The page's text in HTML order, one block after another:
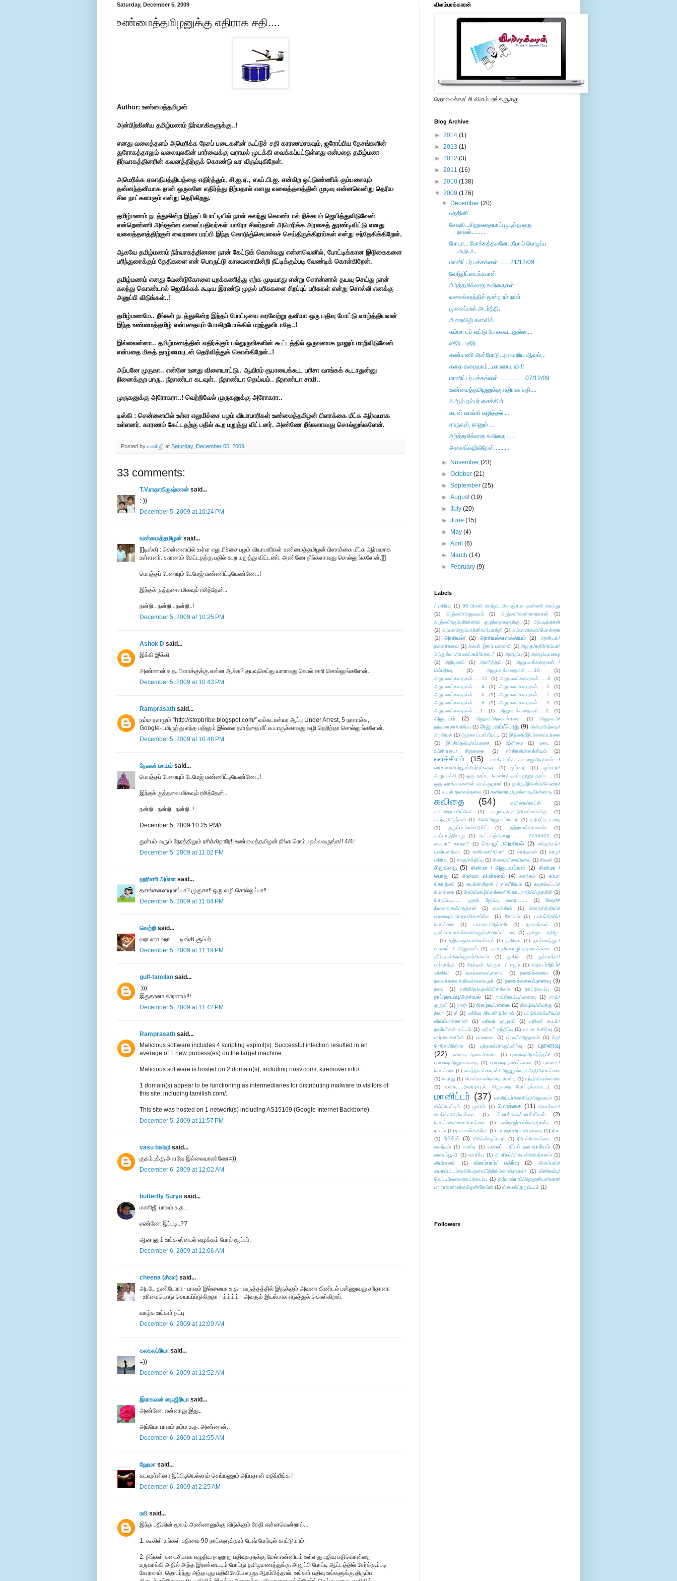
Saturday, December 5, 2009
உண்மைத்தமிழனுக்கு எதிராக சதி....
Author: உண்மைத்தமிழன்
அன்பிற்கினிய தமிழ்மணம் நிர்வாகிகளுக்கு..!
எனது வலைத்தளம் அமெரிக்க நேசப் படைகளின் கூட்டுச் சதி காரணமாகவும், ஐரோப்பிய தேசங்களின்
துரோகத்தாலும் வலையுலகின் பார்வைக்கு வராமல் முடக்கி வைக்கப்பட்டுள்ளது என்பதை தமிழ்மண
நிர்வாகத்தினரின் கவனத்திற்குக் கொண்டு வர விரும்புகிறேன்.
அமெரிக்க ஏகாதிபத்தியத்தை எதிர்த்தும், சி.ஐ.ஏ., எஃப்.பி.ஐ. என்கிற ஒட்டுண்ணிக் கும்பலையும்
தன்னந்தனியாக நான் ஒருவனே எதிர்த்து நிற்பதால் எனது வலைத்தளத்தின் முடிவு என்னவென்று தெரிய
சில நாட்களாகும் என்று தெரிகிறது.
தமிழ்மணம் நடத்துகின்ற இந்தப் போட்டியில் நான் கலந்து கொண்டால் நிச்சயம் ஜெயித்துவிடுவேன்
என்றெண்ணி அங்குள்ள வலைப்பதிவர்கள் யாரோ சிலர்தான் அமெரிக்க அரசைத் தூண்டிவிட்டு எனது
வலைத்தளத்திற்குள் வைரஸை பரப்பி இந்த கொடுஞ்செயலைச் செய்திருக்கிறார்கள் என்று சந்தேகிக்கிறேன்.
ஆகவே தமிழ்மணம் நிர்வாகத்தினரை நான் கேட்டுக் கொள்வது என்னவெனில், போட்டிக்கான இடுகைகளை
பரிந்துரைக்கும் தேதிகளை என் பொருட்டு காலவரையின்றி நீட்டிக்கும்படி வேண்டிக் கொள்கிறேன்.
தமிழ்மணம் எனது வேண்டுகோளை புறக்கணித்து ஏற்க முடியாது என்று சொன்னால் தயவு செய்து நான்
கலந்து கொண்டால் ஜெயிக்கக் கூடிய இரண்டு முதல் பரிசுகளை சிறப்புப் பரிசுகள் என்று சொல்லி எனக்கு
அனுப்பி விடுங்கள்..!
தமிழ்மணமே.. நீங்கள் நடத்துகின்ற இந்தப் போட்டியை வரவேற்று தனியா ஒரு பதிவு போட்டு வாழ்த்தியவன்
இந்த உண்மைத்தமிழ் என்பதையும் போகிறபோக்கில் மறந்துவிடாதே..!
இல்லைன்னா.. தமிழ்மணத்தின் எதிர்க்கும் புல்லுருவிகளின் கூட்டத்தில் ஒருவனாக நானும் மாறிவிடுவேன்
என்பதை மிகத் தாழ்மையுடன் தெரிவித்துக் கொள்கிறேன்..!
அப்பனே முருகா.. என்னே உனது விளையாட்டு.. ஆயிரம் ரூபாயைக்கூட பரிசா வாங்கக் கூடாதுன்னு
நினைக்குற பாரு.. நீதாண்டா கடவுள்.. நீதாண்டா தெய்வம்.. நீதாண்டா சாமி..
முருகனுக்கு அரோகரா..! வெற்றிவேல் முருகனுக்கு அரோகரா..
டிஸ்கி : சென்னையில் உள்ள எலுமிச்சை பழம் வியாபாரிகள் உண்மைத்தமிழன் பிளாக்கை மீட்க ஆர்வமாக
உள்ளனர். காரணம் கேட்டதற்கு பதில் கூற மறுத்து விட்டனர். அண்ணே நீங்களாவது சொல்லுங்களேன்.
Posted by மணிஜி at Saturday, December 05, 2009
33 comments:
T.V.ராதாகிருஷ்ணன் said...
:-))
December 5, 2009 at 10:24 PM
உண்மைத்தமிழன் said...
[[[டிஸ்கி : சென்னையில் உள்ள எலுமிச்சை பழம் வியாபாரிகள் உண்மைத்தமிழன் பிளாக்கை மீட்க ஆர்வமாக
உள்ளனர். காரணம் கேட்டதற்கு பதில் கூற மறுத்து விட்டனர். அண்ணே நீங்களாவது சொல்லுங்களேன்.]]]
மொத்தப் பேரையும் டேமேஜ் பண்ணிட்டியேண்ணே..!
இந்தக் குத்தலை மிகவும் ரசித்தேன்..
நன்றி.. நன்றி.. நன்றி..!
December 5, 2009 at 10:25 PM
Ashok D said...
இக்கி இக்கி
அண்ணன் உ.த. பிளாக்குக்கு என்ன ஆச்சு? தயவுசெய்து யாராவது கொல் சாரி சொல்லுங்களேன்..
December 5, 2009 at 10:43 PM
Ramprasath said...
நம்ம தளமும் “http://stopbribe.blogspot.com/” வச்சுடான்யா ஆப்பு Under Arrest, 5 நாளாச்சு,
Google-டமிருந்து எந்த பதிலும் இல்லை,தளத்தை மீட்க யாருக்காவது வழி தெரிந்தா சொல்லுங்களேன்.
December 5, 2009 at 10:48 PM
தேவன் மாயம் said...
மொத்தப் பேரையும் டேமேஜ் பண்ணிட்டியேண்ணே..!
இந்தக் குத்தலை மிகவும் ரசித்தேன்..
நன்றி.. நன்றி.. நன்றி..!
December 5, 2009 10:25 PM//
துன்பம் வரும் நேரத்திலும் ரசிக்கிறாரே!! உண்மைத்தமிழன் நீங்க ரொம்ப நல்லவருங்க!! 4/4!
December 5, 2009 at 11:02 PM
ஹரிணி அம்மாsaid...
தளங்களையுமாப்பா? முருகா!! ஒரு வழி சொல்லுப்பா!!
December 5, 2009 at 11:04 PM
வெற்றி said...
ஹா ஹா ஹா.......டிஸ்கி சூப்பர்.......
December 5, 2009 at 11:19 PM
gulf-tamilan said...
:)))
இதுதானா காரணம்!!!
December 5, 2009 at 11:42 PM
Ramprasath said...
Malicious software includes 4 scripting exploit(s). Successful infection resulted in an
average of 1 new process(es) on the target machine.
Malicious software is hosted on 2 domain(s), including riosv.com/, kjremover.info/.
1 domain(s) appear to be functioning as intermediaries for distributing malware to visitors of
this site, including tamilish.com/.
This site was hosted on 1 network(s) including AS15169 (Google Internet Backbone).
December 5, 2009 at 11:57 PM
vasu balaji said...
குசும்புக்கு அளவே இல்லையாண்ணே=))
December 6, 2009 at 12:02 AM
butterfly Surya said...
மணிஜீ. பாவம் உ.த ..
ஏண்ணே இப்படி..??
ஆனாலும் உங்க ஸ்டைல் வழக்கம் போல் சூப்பர்.
December 6, 2009 at 12:06 AM
cheena (சீனா) said...
அடடே தண்டோரா - பாவம் இல்லையா உ.த - வருத்தத்தில் இருக்கும் அவரை கிண்டல் பன்ணுவது சரிதானா
- உரிமையொடு செயயப்ப்டுகிறதா - ம்ம்ம்ம் - அவரும் இயல்பாக எடுத்துக் கொள்கிறார்.
வாழ்க உங்கள் நட்பு
December 6, 2009 at 12:09 AM
கலகலப்ரியாsaid...
=))
December 6, 2009 at 12:52 AM
இராகவன் நைஜிரியாsaid...
அண்ணே என்னாது இது..
அய்யோ பாவம் நம்ம உ.த. அண்ணன்..
December 6, 2009 at 12:55 AM
ஹேமாsaid...
கடவுள்ன்னா இப்பிடியெல்லாம் செய்யணும்.அப்பதான் மதிப்பீங்க !
December 6, 2009 at 2:25 AM
ரவி said...
இந்த பதிவின் மூலம் அண்ணனுக்கு விடுக்கும் சேதி என்னவென்றால்...
1. கூகிள் உங்கள் பதிவை 90 நாட்களுக்குள் டேஷ் போர்டில் காட்டுமாம்.
2. நீங்கள் கடைசியாக எழுதிய நானூறு பதிவுகளுக்கு மேல் என்னிடம் உள்ளது.புதிய பதிவொன்றை
உருவாக்கி அதில் அந்த இரண்டையும் போட்டு தமிழமணத்துக்கு அனுப்பி போட்டி ஆட்டத்தில் சேர்க்கும்படி
கோரலாம். தொடர்ந்து அந்த புது பதிவிலேயே எழுத ஆரம்பித்தால், உங்கள் பதிவு உங்களுக்கு திரும்ப
விளம்பரக்காரன்
தொலைக்காட்சி விளம்பரங்களுக்கு
Blog Archive
► 2014 (1)
► 2013 (1)
► 2012 (3)
► 2011 (16)
► 2010 (138)
▼ 2009 (176)
▼
December(20)
பத்தினி
சேஷூ...சிறுகதையாய் முடிந்த ஒரு
நாவல்..........
போடா... போக்கத்தவனே...போய் பொழப்ப
பாருடா..
மானிட்டர் பக்கங்கள்........21/12/09
வே(ஓ)ட்டைக்காரன்
அர்த்தமில்லாத கவிதைகள்
வலைச்சரத்தில் மூன்றாம் நாள்
முலைப்பால் அடர்த்தி..
அரைவிழி கனவில்...
சும்மா டச் வுட்டு போககூடாதுல்ல....
எதிர்...புதிர்...
கண்மணி அன்போடு...நலமறிய ஆவல்...
கதை கதையாம்...காரணமாம் !!
மானிட்டர் பக்கங்கள்…………..07/12/09
உண்மைத்தமிழனுக்கு எதிராக சதி....
8 ஆம் நம்பர் சைக்கிள்...
கடன் வாங்கி கழித்தல்....
சாருவும், நானும்....
அர்த்தமில்லாத கவிதை......
அலைக்கழிகிறேன்..........
► November(23)
►October(21)
►September(25)
►August(19)
►July(20)
►June(15)
►
May(4)
►April(6)
►
March(14)
►
February(9)
Labels
/ பகிர்வு (1) 90 மில்லி ஊத்தி..கொஞ்சமா தண்ணி கலந்து
(1)
அஞ்சலி/அனுபவம் (1) அஞ்சலி/கண்ணதாசன்
(1)
அஞ்சலி/கும்பகோணம் குழந்தைகளுக்கு
(1)
அப்படித்தான்
(1) அப்பளம்/துப்பாக்கி/பாப்பாத்தி (1) அம்மா/சும்மா/மொக்கை
(1)
அரசியல்/ (2) அரசியல்/எளக்கியம் (2)
அரசியல்/
நகைச்சுவை (1) அவள் இளம் மனைவி (1) அழகு/கதிர்/ரம்யா/
அப்துல்லா/ராமலட்சுமி/தொடர் (1) அழைப்பு (1) அழைப்பு/மழை
(1)
அறிமுகம் (1) அனர்த்தம் (1)
அனுபவக்கதைகள் /
மீள்பதிவு
(1) அனுபவக்கதைகள்......10
(1)
அனுபவக்கதைகள்......11
(1) அனுபவக்கதைகள்......3
(1)
அனுபவக்கதைகள்......4
(1) அனுபவக்கதைகள்......5
(1)
அனுபவக்கதைகள்......6
(1) அனுபவக்கதைகள்......7
(1)
அனுபவக்கதைகள்......8
(1) அனுபவக்கதைகள்......9
(1)
அனுபவக்கதைகள்.....1
(1) அனுபவக்கதைகள்.....2 (1)
அனுபவம் (2) அனுபவம்/நகைச்சுவை (1)
அனுபவம்/
நந்தலாலா/பகிர்வு (1) அனுபவம்/பொது (9) அன்பு/அத்தை/
அரசியல் (1) ஆற்காட்டார்/பேட்டி (1) இடுகை/இடர்கை/படர்கை
(1)
இட்லி/குஷ்பு/நப்பாசை (1) இனிமை (1) உடை
(1)
உயிரோடை/ சிறுகதை
(1) எந்திரன்/எளக்கியம் (1)
எளக்கியம் (15)
எளக்கியம்/ கவுஜை/அரசியல் /
வாசனை/கற்பூரம்/கற்பு/களவு
(1) ஒப்பாரி (1)
ஒப்பாரி/
அழுகாச்சி (1) ஒரு தரம்... ரெண்டு தரம்..மூணு தரம்..... (1)
ஒரு வாக்காளனின் வாக்குமூலம் (1) ஒன்று/இரண்டு/பெண்டு
(1) கடன் /நகைச்சுவை (1) கண்ணாடி/முன்னாடி/பின்னாடி (1)
கவிதை (54) கவிதை/காட்சி
(1)
கவிதையாமில்லே/
(1) கழுதை/தவிடு/புண்ணாக்கு
(1)
காந்தி/அஞ்சலி (1) கிளி/அனுபவம்/லாரி (1) கு(பு)ட்டி கதை
(1)
குறும்படம்/ஸ்கிரிப்ட் (1) குற்றாலம்/பயணம்/
(1)
கூட்டாஞ்சோறு
(1) கூட்டாஞ்சோறு ...... 27/06/09
(1)
கையா? காதா?
(1) கொழுப்பு/அரசியல் (2)
சங்கு/பால்/
டண்டனக்கா
(1) சனி/மணி/பிணி (1) சாத்தான் (1) சாரு/
பகிர்வு (1) சாரு/சந்திப்பு (1) சிலை/விலை/கலை (1) சிவன் (1)
சிறுகதை (5) சினிமா / அனுபவங்கள் (2)
சினிமா /
பொது (2) சினிமா விமர்சனம் (4) சுகந்தம் (1)
சும்மா
கொஞ்சம் (1) சுயசொறிதல் / எ”ள”கியம் (1) சுயதம்பட்டம்/
மொக்கை (1) செம்மொழி/மாங்கனி/கொடநாடு/விருதகிரி (1)
செருப்படி...... முதல் ஜேப்படி வரை.......
(1)
சேஷூ/
நினைவுகள்/அஞ்சலி
(1) சைக்கிள் (1)
சொற்சித்திரம்/
புனைவு/வாய்தா/சிவசம்போ
(1) சோகம் (1)
டமால்/டுமீல்/
மொக்கை
(1) டயானா/அஞ்சலி (1) தகவல்கள்
(1)
தண்டோரா/சங்கவி/எறும்பு/பலாப்பட்டறை (1) தமிழா.. தமிழா
.. (1) தற்பெருமை/விளம்பரம் (1) தனிமை (1) தாய்லாந்து /
பயணம் / அனுபவம்
(1) திமிரு/கொழுப்பு/நகைச்சுவை
(1)
தீர்ப்புகள்/வள்ளுவர்/உலகம்
(1) துகில் (1)
துப்பாக்கி/
பாப்பாத்தி
(1) தேர்தல் /திருமா / ஈழம் (1)
தொடர்/இடர்/
சங்கிலி
(1) நகச்சுவை/புனைவு (1) நகைச்சுவை (3)
நகைச்சுவை/பதிவர்/கலைஞர் (1) நகைச்சுவை/புனைவு (3)
நடை (1) நன்றி/ஒப்புதல்/விளக்கம் (1) நாட்டுநடப்பு (1)
நாட்டுநடப்பு/அரசியல் (2) நாட்டுநடப்பு/புனைவு (1)
நாய்/
குருவி (1) நான் (1) நிகழ்வு/புனைவு (2) நிகழ்வு/விபத்து (1)
நிலா (1) நீ (1) பகிர்வு /வேண்டுகோள் (1) பட்டு/பாரம்பரியம்/
விளம்பரக்காரன்
(1) பதிவர் குழுமம் (1)
பதிவர் கூடல்/
நண்பர்கள் வட்டம் (1) பதிவர் சந்திப்பு (1) பா.ரா /பகிர்வு (1)
பார்வை/சார்லி
(1) பாவனை (1) பிரஷர்/அனுபவம் (1) பீரு/
ரெமோ/கிஸ்ரா
(1) புத்தகம்/சாரு/பகிர்வு (1)
புனைவு
(22)
புனைவு /நகைச்சுவை (1) புனைவு/அனர்த்தம்/
(1)
புனைவு/அனுபவகதை (1) புனைவு/நகைச்சுவை (1) புனைவு/
மொக்கை (1) பைத்தியக்காரன்/ அனுஜன்யா/ ஆதி/மொக்கை
(1) பொது (1) பொய்யாண்டி/நையாண்டி (1) மந்திரப்புன்னகை
(1)
மனசு.....(உரையாடல் சிறுகதை போட்டிக்காக...) (1)
மானிட்டர் (37) மானிட்டர்/வாசிப்பு/அனுபவம் (1)
மீள்/டெஸ்டிங் (1) முகில் (1) மொக்கை (11) மொக்கை/
ஊக்கை/அல்லக்கை
(1) மொக்கை/எளக்கியம் (2)
மொக்கை/மகாமொக்கை (1) ரண்டி/ஜர்கண்டி/ஏமூண்டி
(1)
ராகம் (1) ராகவன்/பகிர்வு (1) ராமதாசு/ரவுசு/புனைவு (1) ரீமா
(1)
ரீமிக்ஸ் (3) ரீமிக்ஸ்/ஒப்பாரி (1) ரீமேக்/மொக்கை
(1)
வசந்தம் (1) வண்டி (1) வலைப் பதிவர் நல வாரியம் (2)
வலைப்பூ--1 (1) வாசிப்பு (1) விபரீதம்/விகடன்/விமர்சனம் (1)
விமர்சனம்
(1) விளம்பரம்/ பகிர்வு (2)
விளம்பரம்/
சுயதம்பட்டம்/தற்பெருமை/பீற்றிக்கொள்ளுதல்/
(1) வீண்வம்பு/
வெட்டிவேலை/நாட்டுநடப்பு (1) ஜ்யோவ்ராம்/அனுஜன்யா/வாசு/
பா.ரா/உண்மத்தமிழன்/கேபிள் (1) ஸ்மைல்/குறும்படம் (1)
Followers